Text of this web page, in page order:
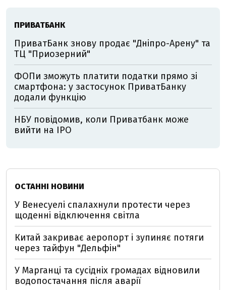
ПРИВАТБАНК
ПриватБанк знову продає "Дніпро-Арену" та
ТЦ "Приозерний"
ФОПи зможуть платити податки прямо зі
смартфона: у застосунок ПриватБанку
додали функцію
НБУ повідомив, коли Приватбанк може
вийти на IPO
ОСТАННІ НОВИНИ
У Венесуелі спалахнули протести через
щоденні відключення світла
Китай закриває аеропорт і зупиняє потяги
через тайфун "Дельфін"
У Марганці та сусідніх громадах відновили
водопостачання після аварії